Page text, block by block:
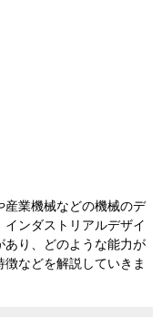
産業機械などの機械のデ
ンダストリアルデザイ
あり、どのような能力が
などを解説していきま